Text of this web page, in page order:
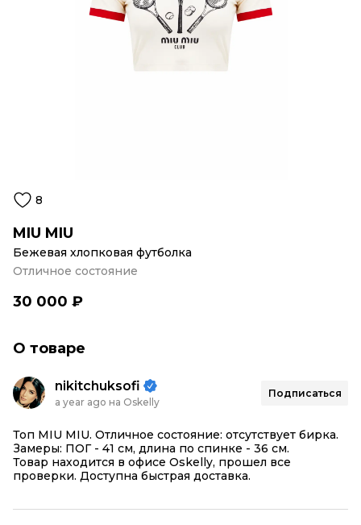
8
MIU MIU
Бежевая хлопковая футболка
Отличное состояние
30 000 ₽
О товаре
nikitchuksofi
a year ago на Oskelly
Подписаться
Топ MIU MIU. Отличное состояние: отсутствует бирка.
Замеры: ПОГ - 41 см, длина по спинке - 36 см.
Товар находится в офисе Oskelly, прошел все